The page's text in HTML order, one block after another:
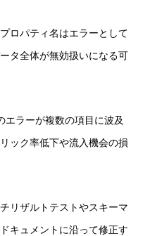
ロパティ名はエラーとして
タ全体が無効扱いになる可
エラーが複数の項目に波及
ック率低下や流入機会の損
リザルトテストやスキーマ
キュメントに沿って修正す